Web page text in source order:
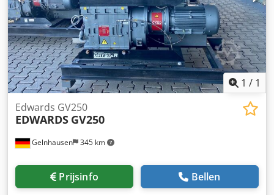
1 / 1
Gelnhausen 345 km
Edwards GV250
EDWARDS GV250
Prijsinfo Bellen